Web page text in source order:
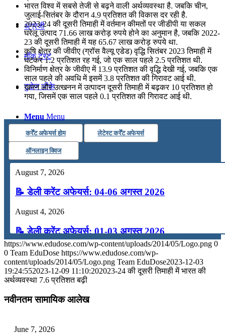
अंग्रेजी
मॉक टेस्ट
टुडेज जीके
Menu Menu
भारत विश्व में सबसे तेजी से बढ़ने वाली अर्थव्यवस्था है. जबकि चीन,
जुलाई-सितंबर के दौरान 4.9 प्रतिशत की विकास दर रही है.
2023-24 की दूसरी तिमाही में वर्तमान कीमतों पर जीडीपी या सकल
घरेलू उत्पाद 71.66 लाख करोड़ रुपये होने का अनुमान है, जबकि 2022-
23 की दूसरी तिमाही में यह 65.67 लाख करोड़ रुपये था.
कृषि क्षेत्र की जीवीए (ग्रॉस वैल्यू एडेड) वृद्धि सितंबर 2023 तिमाही में
घटकर 1.2 प्रतिशत रह गई, जो एक साल पहले 2.5 प्रतिशत थी.
विनिर्माण क्षेत्र के जीवीए में 13.9 प्रतिशत की वृद्धि देखी गई, जबकि एक
साल पहले की अवधि में इसमें 3.8 प्रतिशत की गिरावट आई थी.
खनन और उत्खनन में उत्पादन दूसरी तिमाही में बढ़कर 10 प्रतिशत हो
गया, जिसमें एक साल पहले 0.1 प्रतिशत की गिरावट आई थी.
कर्रेंट अफेयर्स होम लेटेस्ट कर्रेंट अफेयर्स
ऑनलाइन क्विज
August 7, 2026
📝 डेली करेंट अफेयर्स: 04-06 अगस्त 2026
August 4, 2026
📝 डेली करेंट अफेयर्स: 01-03 अगस्त 2026
July 31, 2026
📝 डेली करेंट अफेयर्स: 28-31 जुलाई 2026
July 25, 2026
https://www.edudose.com/wp-content/uploads/2014/05/Logo.png 0
0 Team EduDose https://www.edudose.com/wp-
content/uploads/2014/05/Logo.png Team EduDose2023-12-03
19:24:552023-12-09 11:10:202023-24 की दूसरी तिमाही में भारत की
अर्थव्यवस्था 7.6 प्रतिशत बढ़ी
नवीनतम सामायिक आलेख
June 7, 2026